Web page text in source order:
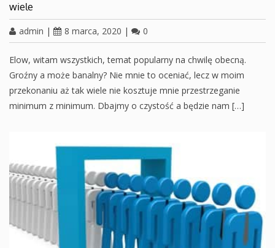
wiele
admin | 8 marca, 2020 | 0
Elow, witam wszystkich, temat popularny na chwilę obecną.
Groźny a może banalny? Nie mnie to oceniać, lecz w moim
przekonaniu aż tak wiele nie kosztuje mnie przestrzeganie
minimum z minimum. Dbajmy o czystość a będzie nam […]